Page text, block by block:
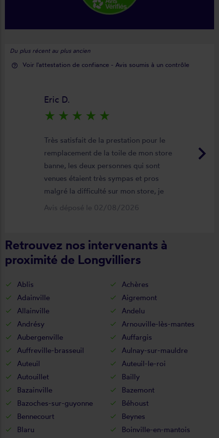
Du plus récent au plus ancien
help_outline Voir l'attestation de confiance - Avis soumis à un contrôle
keyboard_arrow_right
Eric D.
star_rate star_rate star_rate star_rate star_rate
Très satisfait de la prestation pour le
remplacement de la toile de mon store
banne, les deux personnes qui sont
venues étaient très sympas et pros
malgré la difficulté sur mon store, je
suis satisfait du résultat et du
de la pose je recommande ????
Avis déposé le 02/08/2026
Retrouvez nos intervenants à
proximité de Longvilliers
Ablis
Achères
Adainville
Aigremont
Allainville
Andelu
Andrésy
Arnouville-lès-mantes
Aubergenville
Auffargis
Auffreville-brasseuil
Aulnay-sur-mauldre
Auteuil
Auteuil-le-roi
Autouillet
Bailly
Bazainville
Bazemont
Bazoches-sur-guyonne
Béhoust
Bennecourt
Beynes
Blaru
Boinville-en-mantois